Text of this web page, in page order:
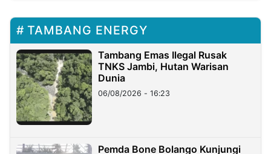
TAMBANG ENERGY
Tambang Emas Ilegal Rusak
TNKS Jambi, Hutan Warisan
Dunia
06/08/2026 - 16:23
Pemda Bone Bolango Kunjungi